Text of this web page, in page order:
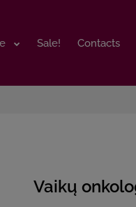
Sale! Contacts
Sale! Contacts
Vaikų